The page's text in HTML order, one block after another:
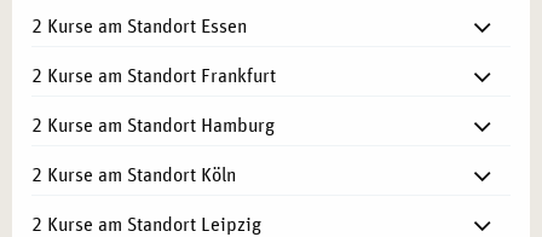
2 Kurse am Standort Essen
2 Kurse am Standort Frankfurt
2 Kurse am Standort Hamburg
2 Kurse am Standort Köln
2 Kurse am Standort Leipzig